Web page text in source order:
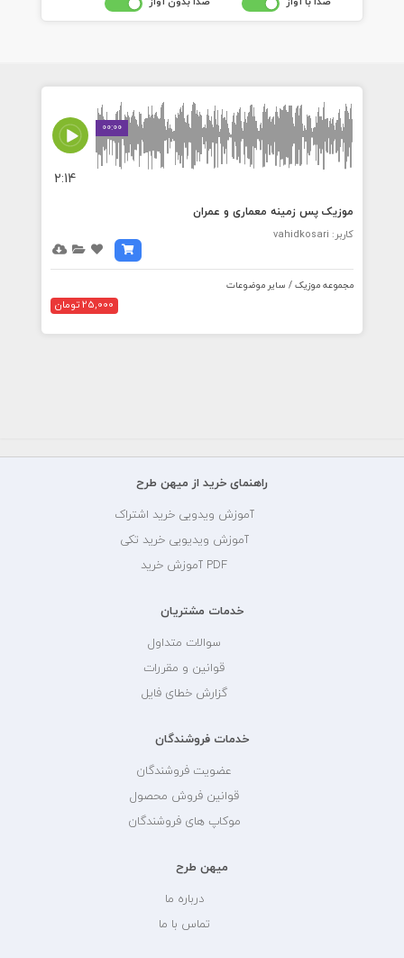
00:00
2:14
موزیک پس زمینه معماری و عمران
کاربر: vahidkosari
مجموعه موزیک / سایر موضوعات
25,000 تومان
راهنمای خرید از میهن طرح
آموزش ویدویی خرید اشتراک
آموزش ویدیویی خرید تکی
PDF آموزش خرید
خدمات مشتریان
سوالات متداول
قوانین و مقررات
گزارش خطای فایل
خدمات فروشندگان
عضویت فروشندگان
قوانین فروش محصول
موکاپ های فروشندگان
میهن طرح
درباره ما
تماس با ما